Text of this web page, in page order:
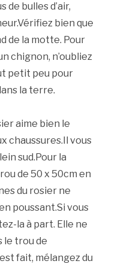
de bulles d’air,
bien que
de la motte. Pour
chignon, n’oubliez
petit peu pour
la terre.
aime bien le
chaussures.Il vous
sud.Pour la
de 50 x 50cm en
du rosier ne
poussant.Si vous
la à part. Elle ne
le trou de
fait, mélangez du